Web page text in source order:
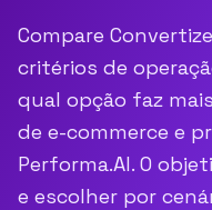
Compare
critérios de
qual opção faz
de e-commerce e
Performa.AI. O
e escolher por